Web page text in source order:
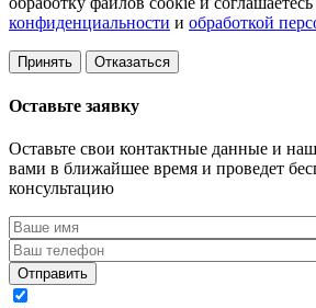
конфиденциальности и обработкой
Принять Отказаться
Оставьте заявку
Оставьте свои контактные данные и
вами в ближайшее время и проведет
консультацию
Отправить